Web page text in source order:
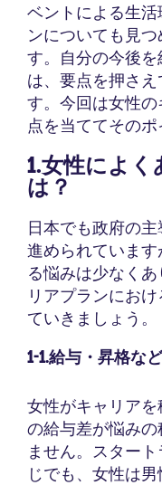
ベントによる生
ンについても見
す。自分の今後
は、要点を押さ
す。今回は女性
点を当ててそのポ
1.女性によ
は？
日本でも政府の
進められていま
る悩みは少なく
リアプランにお
ていきましょう。
1-1.給与・昇格な
女性がキャリア
の給与差が悩み
ません。スター
じでも、女性は